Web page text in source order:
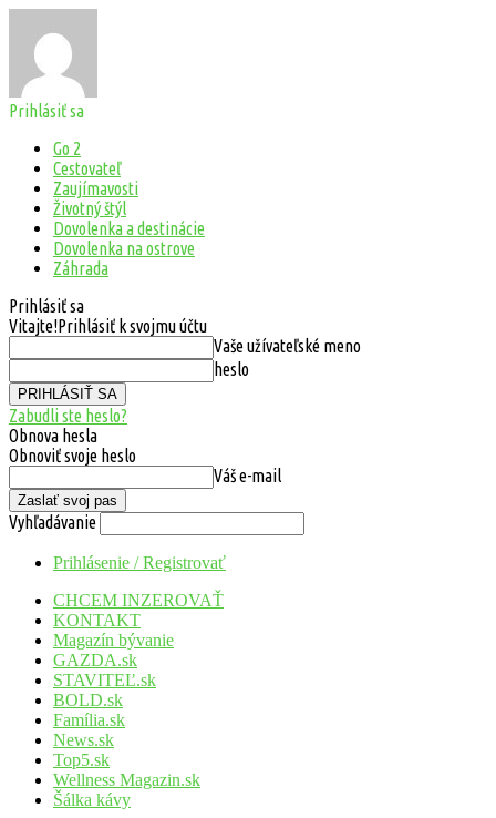
Prihlásiť sa
Go 2
Cestovateľ
Zaujímavosti
Životný štýl
Dovolenka a destinácie
Dovolenka na ostrove
Záhrada
Prihlásiť sa
Vitajte!Prihlásiť k svojmu účtu
Vaše užívateľské meno
heslo
Zabudli ste heslo?
Obnova hesla
Obnoviť svoje heslo
Váš e-mail
Vyhľadávanie
Prihlásenie / Registrovať
CHCEM INZEROVAŤ
KONTAKT
Magazín bývanie
GAZDA.sk
STAVITEĽ.sk
BOLD.sk
Família.sk
News.sk
Top5.sk
Wellness Magazin.sk
Šálka kávy